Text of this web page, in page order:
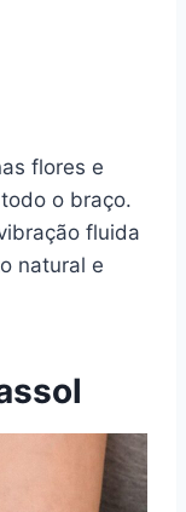
flores e
o braço.
fluida
natural e